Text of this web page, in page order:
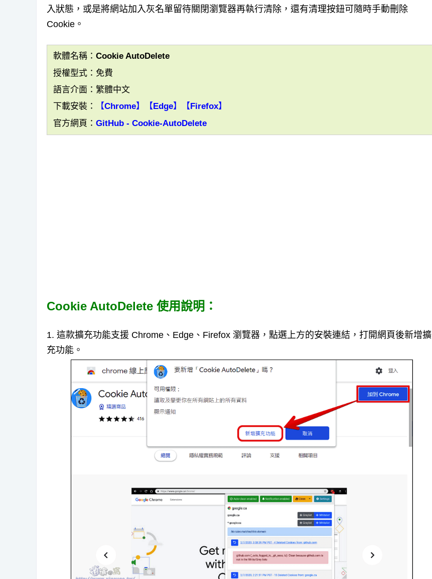
入狀態，或是將網站加入灰名單留待關閉瀏覽器再執行清除，還有清理按鈕可隨時手動刪除
Cookie。
軟體名稱：Cookie AutoDelete
授權型式：免費
語言介面：繁體中文
下載安裝：
【Chrome】 【Edge】
【Firefox】
官方網頁： GitHub - Cookie-AutoDelete
Cookie AutoDelete 使用說明：
1. 這款擴充功能支援 Chrome、Edge、Firefox 瀏覽器，點選上方的安裝連結，打開網頁後新增擴
充功能。